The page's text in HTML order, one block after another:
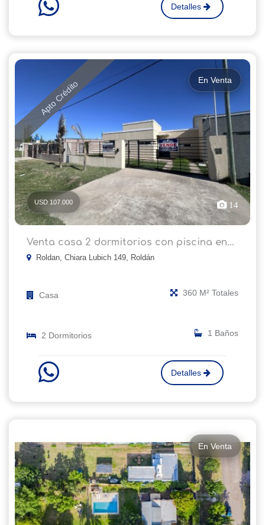
Detalles
Apto Crédito En Venta
USD 107.000 14
Venta casa 2 dormitorios con piscina en...
Roldan, Chiara Lubich 149, Roldán
Casa 360 M² Totales
2 Dormitorios 1 Baños
Detalles
En Venta